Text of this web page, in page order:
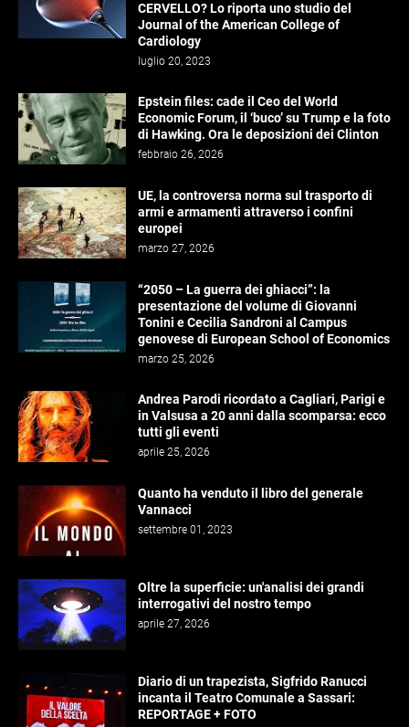
CERVELLO? Lo riporta uno studio del
Journal of the American College of
Cardiology
luglio 20, 2023
Epstein files: cade il Ceo del World
Economic Forum, il ‘buco’ su Trump e la foto
di Hawking. Ora le deposizioni dei Clinton
febbraio 26, 2026
UE, la controversa norma sul trasporto di
armi e armamenti attraverso i confini
europei
marzo 27, 2026
“2050 – La guerra dei ghiacci”: la
presentazione del volume di Giovanni
Tonini e Cecilia Sandroni al Campus
genovese di European School of Economics
marzo 25, 2026
Andrea Parodi ricordato a Cagliari, Parigi e
in Valsusa a 20 anni dalla scomparsa: ecco
tutti gli eventi
aprile 25, 2026
Quanto ha venduto il libro del generale
Vannacci
settembre 01, 2023
Oltre la superficie: un'analisi dei grandi
interrogativi del nostro tempo
aprile 27, 2026
Diario di un trapezista, Sigfrido Ranucci
incanta il Teatro Comunale a Sassari:
REPORTAGE + FOTO